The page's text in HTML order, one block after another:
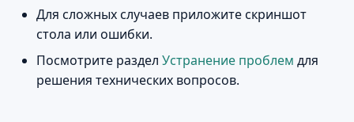
Для сложных случаев приложите скриншот
стола или ошибки.
Посмотрите раздел Устранение проблем для
решения технических вопросов.